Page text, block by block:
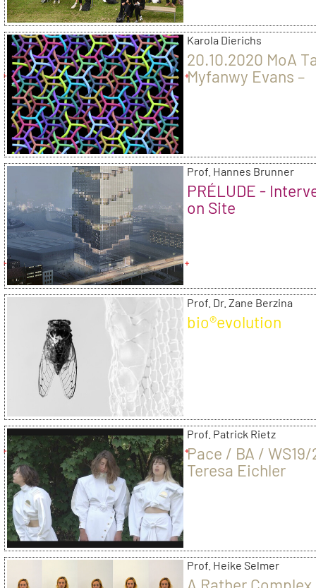
Karola Dierichs
20.10.2020 MoA
Myfanwy Evans –
Prof. Hannes Brunner
PRÉLUDE -
on Site
Prof. Dr. Zane Berzina
bio®evolution
Prof. Patrick Rietz
Pace / BA /
Teresa Eichler
Prof. Heike Selmer